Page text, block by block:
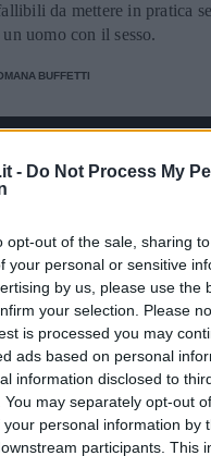
- Do Not Process My
opt-out of the sale, sharing
your personal or sensitive
by us, please use the
your selection. Please
is processed you may
ads based on personal
information disclosed to
You may separately opt-out
your personal information by
participants. This
da mettere in pratica
uomo con il sesso.
BUFFETTI